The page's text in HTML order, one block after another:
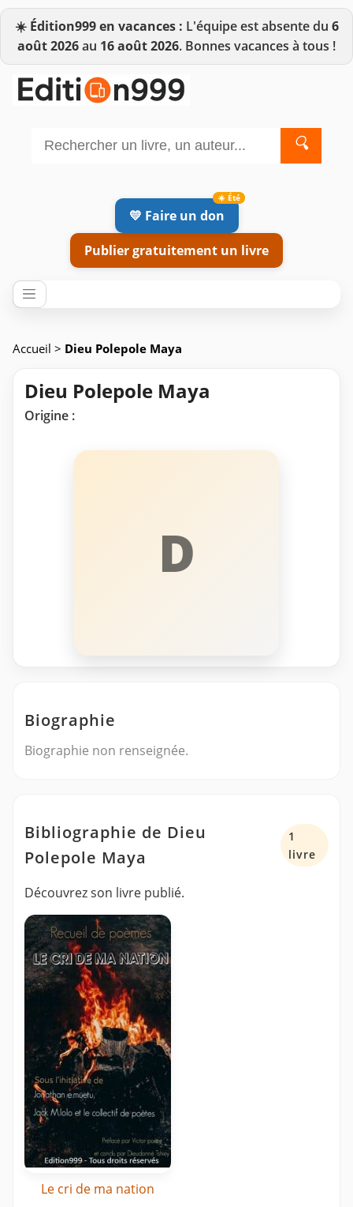
☀️ Édition999 en vacances : L'équipe est absente du 6
août 2026au 16 août 2026. Bonnes vacances à tous !
🔍
💛 Faire un don
Publier gratuitement un livre
Accueil > Dieu Polepole Maya
Dieu Polepole Maya
Origine :
D
Biographie
Biographie non renseignée.
Bibliographie de Dieu
Polepole Maya
1
livre
Découvrez son livre publié.
Le cri de ma nation